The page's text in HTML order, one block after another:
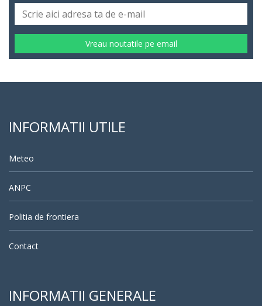
Vreau noutatile pe email
INFORMATII UTILE
Meteo
ANPC
Politia de frontiera
Contact
INFORMATII GENERALE